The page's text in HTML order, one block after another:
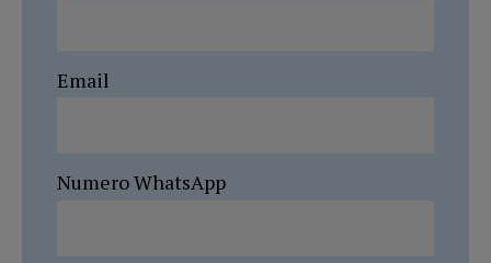
Email
Numero WhatsApp